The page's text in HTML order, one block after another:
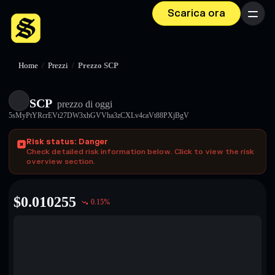
Scarica ora Menu
Home / Prezzi / Prezzo SCP
SCP prezzo di oggi
5sMyPtYRcrEVt27DW3xhGVVha3zCXLv4caVt88PXjBgV
Risk status: Danger
Check detailed risk information below. Click to view the risk
overview section.
$0.010255 0.15%